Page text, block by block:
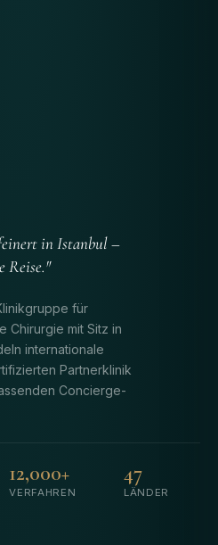
in Istanbul –
Reise."
für
Chirurgie mit Sitz in
internationale
Partnerklinik
Concierge-
12,000+
VERFAHREN
47
LÄNDER